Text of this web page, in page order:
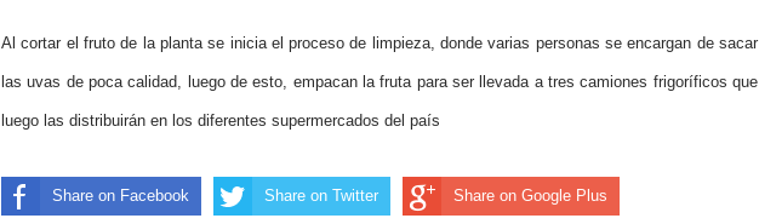
Al cortar el fruto de la planta se inicia el proceso de limpieza, donde varias personas se encargan de sacar
las uvas de poca calidad, luego de esto, empacan la fruta para ser llevada a tres camiones frigoríficos que
luego las distribuirán en los diferentes supermercados del país
Share on Facebook Share on Twitter Share on Google Plus